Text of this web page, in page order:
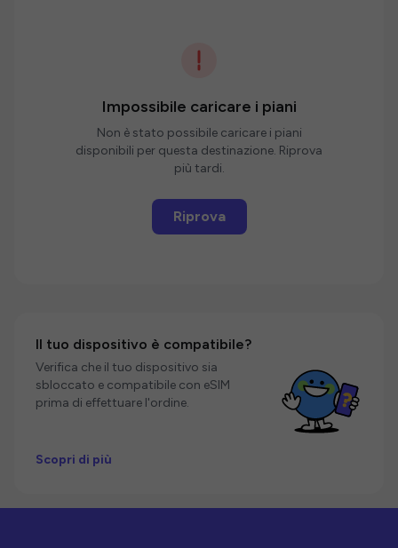
Impossibile caricare i piani
Non è stato possibile caricare i piani
disponibili per questa destinazione. Riprova
più tardi.
Riprova
Il tuo dispositivo è compatibile?
Verifica che il tuo dispositivo sia
sbloccato e compatibile con eSIM
prima di effettuare l'ordine.
Scopri di più